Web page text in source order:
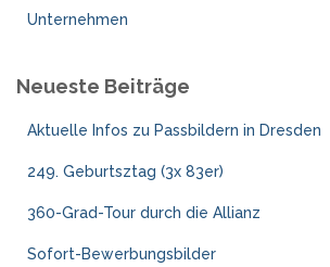
Unternehmen
Neueste Beiträge
Aktuelle Infos zu Passbildern in Dresden
249. Geburtsztag (3x 83er)
360-Grad-Tour durch die Allianz
Sofort-Bewerbungsbilder